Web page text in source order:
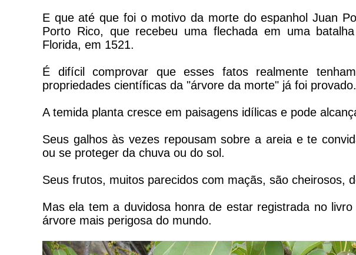
E que até que foi o motivo da morte do espanhol Juan
Porto Rico, que recebeu uma flechada em uma
Florida, em 1521.
É difícil comprovar que esses fatos realmente
propriedades científicas da "árvore da morte" já foi provado.
A temida planta cresce em paisagens idílicas e pode
Seus galhos às vezes repousam sobre a areia e te
ou se proteger da chuva ou do sol.
Seus frutos, muitos parecidos com maçãs, são cheirosos,
Mas ela tem a duvidosa honra de estar registrada no
árvore mais perigosa do mundo.